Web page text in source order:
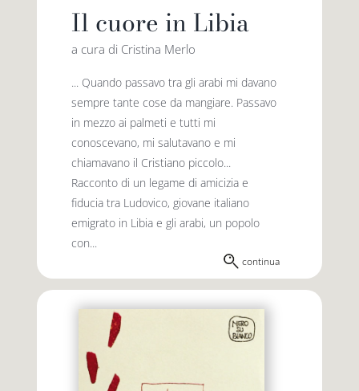
Il cuore in Libia
a cura di Cristina Merlo
... Quando passavo tra gli arabi mi davano
sempre tante cose da mangiare. Passavo
in mezzo ai palmeti e tutti mi
conoscevano, mi salutavano e mi
chiamavano il Cristiano piccolo...
Racconto di un legame di amicizia e
fiducia tra Ludovico, giovane italiano
emigrato in Libia e gli arabi, un popolo
con...
continua